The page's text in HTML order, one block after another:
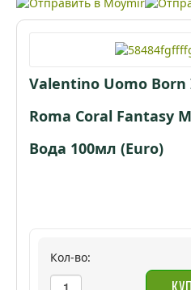
Valentino Uomo Born
Roma Coral Fantasy
Вода 100мл (Euro)
Кол-во: